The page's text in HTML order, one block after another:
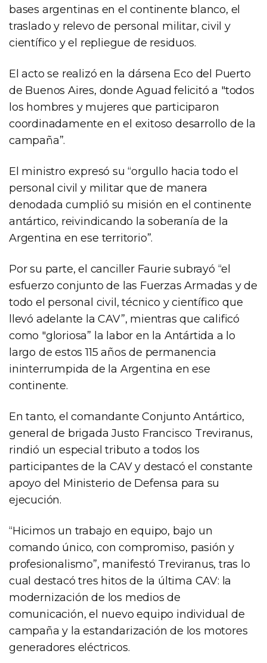
bases argentinas en el continente blanco, el
traslado y relevo de personal militar, civil y
científico y el repliegue de residuos.
El acto se realizó en la dársena Eco del Puerto
de Buenos Aires, donde Aguad felicitó a "todos
los hombres y mujeres que participaron
coordinadamente en el exitoso desarrollo de la
campaña”.
El ministro expresó su “orgullo hacia todo el
personal civil y militar que de manera
denodada cumplió su misión en el continente
antártico, reivindicando la soberanía de la
Argentina en ese territorio”.
Por su parte, el canciller Faurie subrayó “el
esfuerzo conjunto de las Fuerzas Armadas y de
todo el personal civil, técnico y científico que
llevó adelante la CAV”, mientras que calificó
como "gloriosa” la labor en la Antártida a lo
largo de estos 115 años de permanencia
ininterrumpida de la Argentina en ese
continente.
En tanto, el comandante Conjunto Antártico,
general de brigada Justo Francisco Treviranus,
rindió un especial tributo a todos los
participantes de la CAV y destacó el constante
apoyo del Ministerio de Defensa para su
ejecución.
“Hicimos un trabajo en equipo, bajo un
comando único, con compromiso, pasión y
profesionalismo”, manifestó Treviranus, tras lo
cual destacó tres hitos de la última CAV: la
modernización de los medios de
comunicación, el nuevo equipo individual de
campaña y la estandarización de los motores
generadores eléctricos.